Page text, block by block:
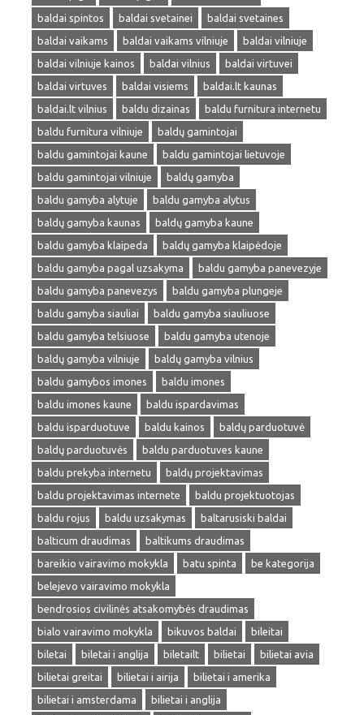
baldai spintos
baldai svetainei
baldai svetaines
baldai vaikams
baldai vaikams vilniuje
baldai vilniuje
baldai vilniuje kainos
baldai vilnius
baldai virtuvei
baldai virtuves
baldai visiems
baldai.lt kaunas
baldai.lt vilnius
baldu dizainas
baldu furnitura internetu
baldu furnitura vilniuje
baldų gamintojai
baldu gamintojai kaune
baldu gamintojai lietuvoje
baldu gamintojai vilniuje
baldų gamyba
baldu gamyba alytuje
baldu gamyba alytus
baldų gamyba kaunas
baldų gamyba kaune
baldu gamyba klaipeda
baldų gamyba klaipėdoje
baldu gamyba pagal uzsakyma
baldu gamyba panevezyje
baldu gamyba panevezys
baldu gamyba plungeje
baldu gamyba siauliai
baldu gamyba siauliuose
baldu gamyba telsiuose
baldu gamyba utenoje
baldų gamyba vilniuje
baldų gamyba vilnius
baldu gamybos imones
baldu imones
baldu imones kaune
baldu ispardavimas
baldu isparduotuve
baldu kainos
baldų parduotuvė
baldų parduotuvės
baldu parduotuves kaune
baldu prekyba internetu
baldų projektavimas
baldu projektavimas internete
baldu projektuotojas
baldu rojus
baldu uzsakymas
baltarusiski baldai
balticum draudimas
baltikums draudimas
bareikio vairavimo mokykla
batu spinta
be kategorija
belejevo vairavimo mokykla
bendrosios civilinės atsakomybės draudimas
bialo vairavimo mokykla
bikuvos baldai
bileitai
biletai
biletai i anglija biletailt bilietai
bilietai avia
bilietai greitai
bilietai i airija
bilietai i amerika
bilietai i amsterdama
bilietai i anglija